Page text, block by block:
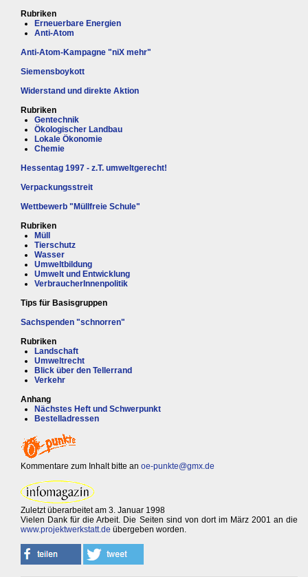
Rubriken
Erneuerbare Energien
Anti-Atom
Anti-Atom-Kampagne "niX mehr"
Siemensboykott
Widerstand und direkte Aktion
Rubriken
Gentechnik
Ökologischer Landbau
Lokale Ökonomie
Chemie
Hessentag 1997 - z.T. umweltgerecht!
Verpackungsstreit
Wettbewerb "Müllfreie Schule"
Rubriken
Müll
Tierschutz
Wasser
Umweltbildung
Umwelt und Entwicklung
VerbraucherInnenpolitik
Tips für Basisgruppen
Sachspenden "schnorren"
Rubriken
Landschaft
Umweltrecht
Blick über den Tellerrand
Verkehr
Anhang
Nächstes Heft und Schwerpunkt
Bestelladressen
Kommentare zum Inhalt bitte an oe-punkte@gmx.de
Zuletzt überarbeitet am 3. Januar 1998
Vielen Dank für die Arbeit. Die Seiten sind von dort im März 2001 an die
www.projektwerkstatt.de übergeben worden.